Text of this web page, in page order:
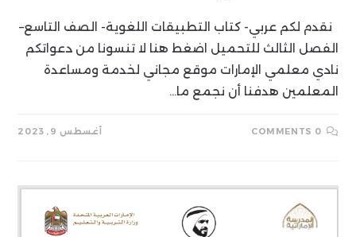
نقدم لكم عربي- كتاب التطبيقات اللغوية- الصف التاسع–
الفصل الثالث للتحميل اضغط هنا لا تنسونا من دعواتكم
نادي معلمي الإمارات موقع مجاني لخدمة ومساعدة
المعلمين هدفنا أن نجمع ما…
0 COMMENTS أغسطس 9, 2023